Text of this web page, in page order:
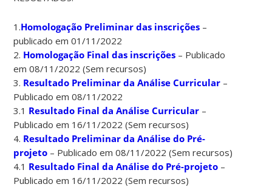
1.Homologação Preliminar das inscrições –
publicado em 01/11/2022
2. Homologação Final das inscrições – Publicado
em 08/11/2022 (Sem recursos)
3. Resultado Preliminar da Análise Curricular –
Publicado em 08/11/2022
3.1 Resultado Final da Análise Curricular –
Publicado em 16/11/2022 (Sem recursos)
4. Resultado Preliminar da Análise do Pré-
projeto – Publicado em 08/11/2022 (Sem recursos)
4.1 Resultado Final da Análise do Pré-projeto –
Publicado em 16/11/2022 (Sem recursos)